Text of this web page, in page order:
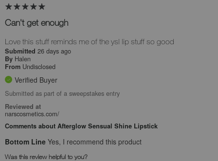
Can't get enough
Love this stuff reminds me of the ysl lip stuff so good
Submitted 26 days ago
By Halen
From Undisclosed
Verified Buyer
Submitted as part of a sweepstakes entry
Reviewed at
narscosmetics.com/
Comments about Afterglow Sensual Shine Lipstick
Bottom Line Yes, I recommend this product
Was this review helpful to you?